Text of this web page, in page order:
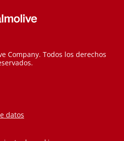
Company. Todos los derechos
datos